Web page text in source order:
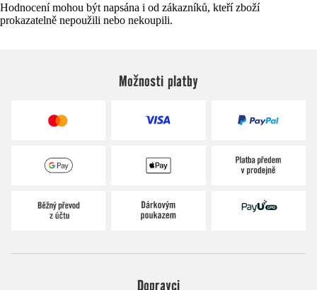
Hodnocení mohou být napsána i od zákazníků, kteří zboží
prokazatelně nepoužili nebo nekoupili.
Možnosti platby
Dopravci